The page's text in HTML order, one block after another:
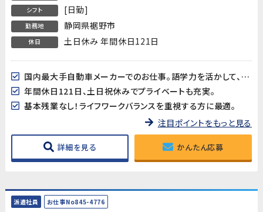
シフト [日勤]
勤務地 静岡県裾野市
休日 土日休み 年間休日121日
国内最大手自動車メーカーでのお仕事。語学力を活かして、最先端の自動車開発に貢献!
年間休日121日、土日祝休みでプライベートも充実。
基本残業なし！ライフワークバランスを重視する方に最適。
注目ポイントをもっと見る
詳細を見る かんたん応募
派遣社員 お仕事No845-4776